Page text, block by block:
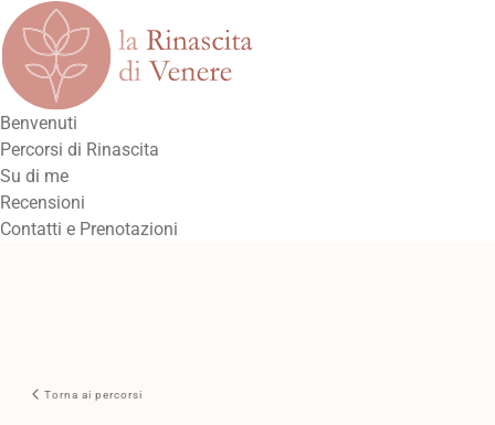
Benvenuti
Percorsi di Rinascita
Su di me
Recensioni
Contatti e Prenotazioni
Torna ai percorsi